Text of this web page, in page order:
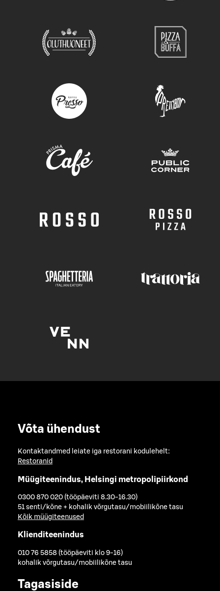
Võta ühendust
Kontaktandmed leiate iga restorani kodulehelt:
Restoranid
Müügiteenindus, Helsingi metropolipiirkond
0300 870 020 (tööpäeviti 8.30-16.30)
51 senti/kõne + kohalik võrgutasu/mobiilikõne tasu
Kõik müügiteenused
Klienditeenindus
010 76 5858 (tööpäeviti klo 9-16)
kohalik võrgutasu/mobiilikõne tasu
Tagasiside